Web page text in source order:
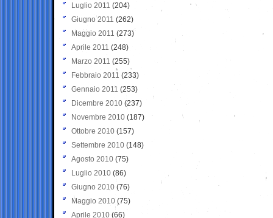
Luglio 2011 (204)
Giugno 2011 (262)
Maggio 2011 (273)
Aprile 2011 (248)
Marzo 2011 (255)
Febbraio 2011 (233)
Gennaio 2011 (253)
Dicembre 2010 (237)
Novembre 2010 (187)
Ottobre 2010 (157)
Settembre 2010 (148)
Agosto 2010 (75)
Luglio 2010 (86)
Giugno 2010 (76)
Maggio 2010 (75)
Aprile 2010 (66)